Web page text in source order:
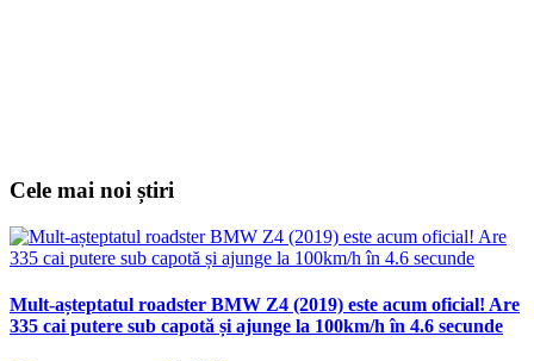
Cele mai noi știri
Mult-așteptatul roadster BMW Z4 (2019) este acum oficial! Are
335 cai putere sub capotă și ajunge la 100km/h în 4.6 secunde